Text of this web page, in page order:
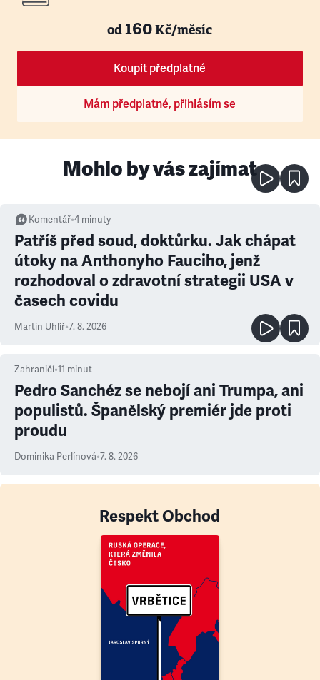
od160Kč/měsíc
Koupit předplatné
Mám předplatné, přihlásím se
Mohlo by vás zajímat
Komentář•4 minuty
Patříš před soud, doktůrku. Jak chápat
útoky na Anthonyho Fauciho, jenž
rozhodoval o zdravotní strategii USA v
časech covidu
Martin Uhlíř•7. 8. 2026
Zahraničí•11 minut
Pedro Sanchéz se nebojí ani Trumpa, ani
populistů. Španělský premiér jde proti
proudu
Dominika Perlínová•7. 8. 2026
Respekt Obchod